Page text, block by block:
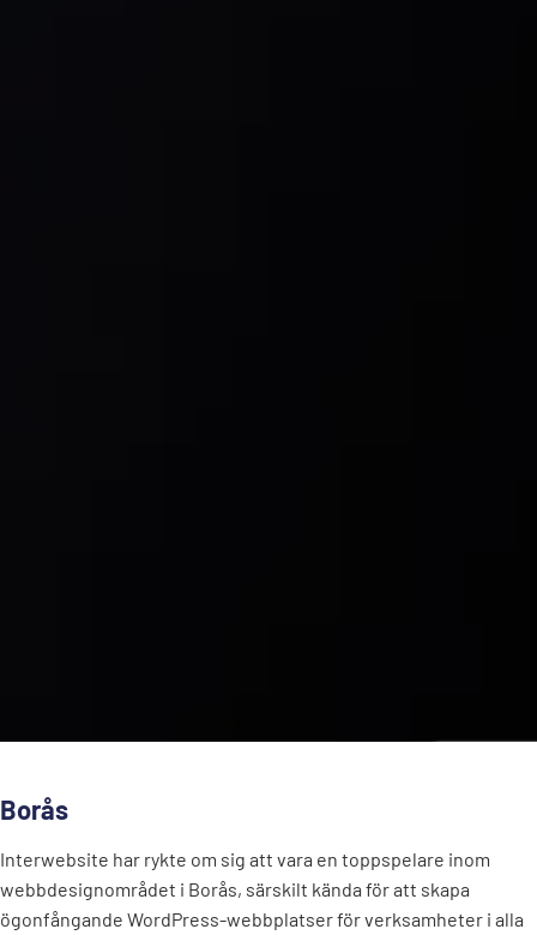
Borås
Interwebsite har rykte om sig att vara en toppspelare inom
webbdesignområdet i Borås, särskilt kända för att skapa
ögonfångande WordPress-webbplatser för verksamheter i alla